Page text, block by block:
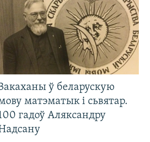
ў беларускую
матэматык і сьвятар.
гадоў Аляксандру